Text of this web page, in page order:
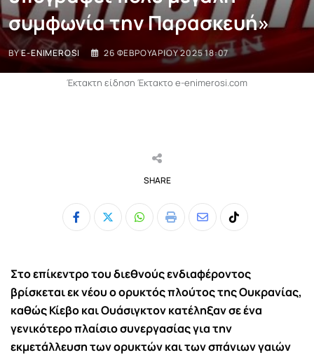
συμφωνία την Παρασκευή»
BYE-ENIMEROSI 26 ΦΕΒΡΟΥΑΡΊΟΥ 2025 18:07
Έκτακτη είδηση Έκτακτο e-enimerosi.com
SHARE
Whatsapp
Print
ShareTiktok
Στο επίκεντρο του διεθνούς ενδιαφέροντος
βρίσκεται εκ νέου ο ορυκτός πλούτος της Ουκρανίας,
καθώς Κίεβο και Ουάσιγκτον κατέληξαν σε ένα
γενικότερο πλαίσιο συνεργασίας για την
εκμετάλλευση των ορυκτών και των σπάνιων γαιών